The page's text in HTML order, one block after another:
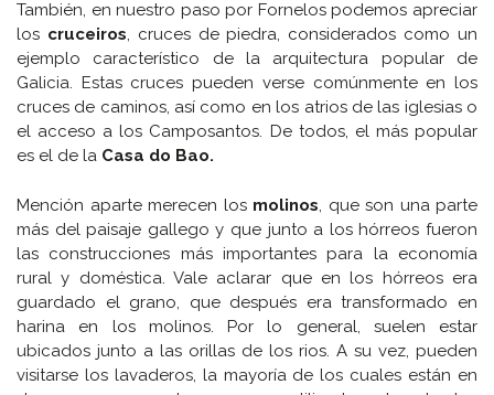
También, en nuestro paso por Fornelos podemos apreciar
los cruceiros, cruces de piedra, considerados como un
ejemplo característico de la arquitectura popular de
Galicia. Estas cruces pueden verse comúnmente en los
cruces de caminos, así como en los atrios de las iglesias o
el acceso a los Camposantos. De todos, el más popular
es el de la Casa do Bao.
Mención aparte merecen los molinos , que son una parte
más del paisaje gallego y que junto a los hórreos fueron
las construcciones más importantes para la economía
rural y doméstica. Vale aclarar que en los hórreos era
guardado el grano, que después era transformado en
harina en los molinos. Por lo general, suelen estar
ubicados junto a las orillas de los rios. A su vez, pueden
visitarse los lavaderos, la mayoría de los cuales están en